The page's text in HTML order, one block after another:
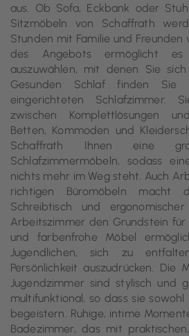
aus. Ob Sofa, Eckbank oder
Sitzmöbeln von Schaffrath
Stunden mit Familie und Freunden
des Angebots ermöglicht
auszuwählen, mit denen Sie
Gesunden Schlaf finden Sie
eingerichteten Schlafzimmer.
zwischen Komplettlösungen
Betten, Kommoden und
Schaffrath Ihnen eine
Schlafzimmermöbeln, sodass
nichts mehr im Weg steht. Auch
richtigen Büromöbeln macht
Schreibtisch und
Arbeitszimmer den Grundstein für
und farbenfrohe Möbel
Jugendlichen, sich zu
Persönlichkeit auszudrücken. Die
Jugendzimmer sind stylisch und
multifunktional, so dass sie
begeistern. Ruhige, intime
Badezimmer, das mit